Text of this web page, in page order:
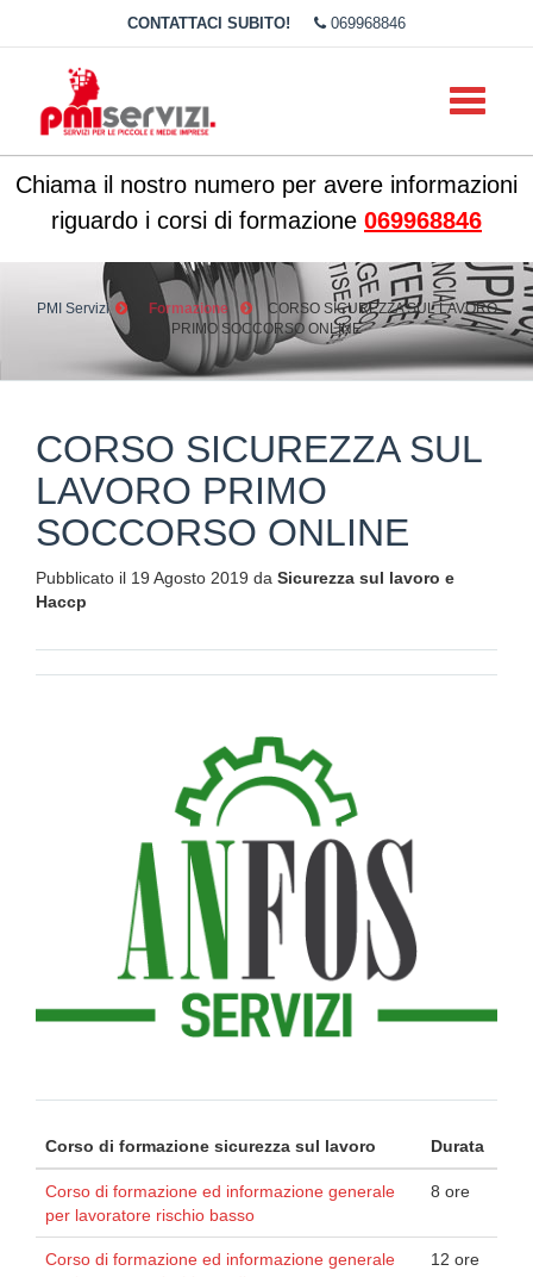
CONTATTACI SUBITO! 069968846
Toggle
Chiama il nostro numero per avere informazioni
riguardo i corsi di formazione 069968846
PMI Servizi Formazione
CORSO SICUREZZA SUL LAVORO
PRIMO SOCCORSO ONLINE
CORSO SICUREZZA SUL
LAVORO PRIMO
SOCCORSO ONLINE
Pubblicato il 19 Agosto 2019 da Sicurezza sul lavoro e
Haccp
Corso di formazione sicurezza sul lavoro Durata
Corso di formazione ed informazione generale
per lavoratore rischio basso
8 ore
Corso di formazione ed informazione generale
12 ore